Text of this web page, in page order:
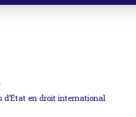
d’État en droit international